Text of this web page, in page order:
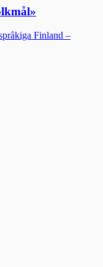
»
Finland –